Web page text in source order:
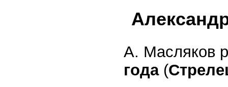
А. Масляков
года(